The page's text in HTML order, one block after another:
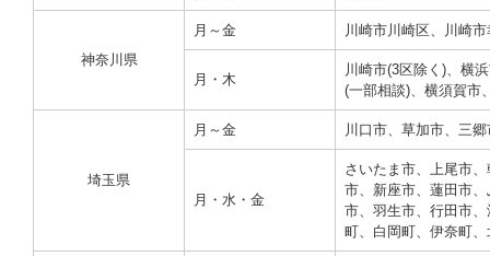
神奈川県
月～金 川崎市川崎区、川崎
月・木
川崎市(3区除く)、横
(一部相談)、横須賀市
埼玉県
月～金 川口市、草加市、三
月・水・金
さいたま市、上尾市
市、新座市、蓮田市
市、羽生市、行田市
町、白岡町、伊奈町